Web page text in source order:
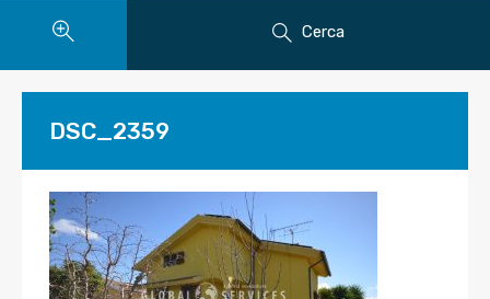
Cerca
DSC_2359